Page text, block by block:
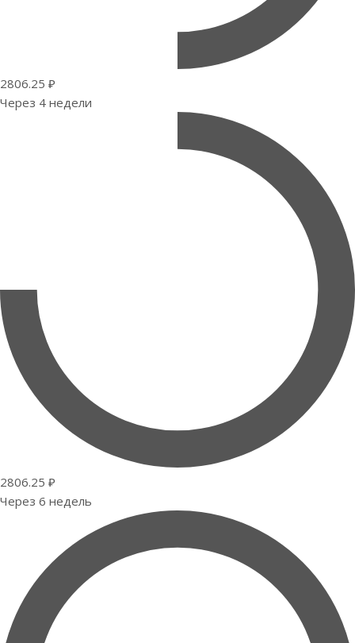
2806.25 ₽
Через 4 недели
2806.25 ₽
Через 6 недель